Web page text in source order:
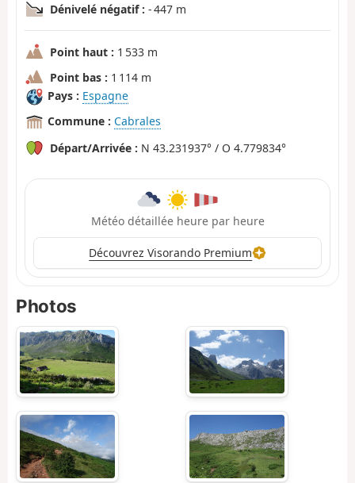
Dénivelé négatif : - 447 m
Point haut : 1 533 m
Point bas : 1 114 m
Pays : Espagne
Commune : Cabrales
Départ/Arrivée : N 43.231937° / O 4.779834°
Météo détaillée heure par heure
Découvrez Visorando Premium
Photos